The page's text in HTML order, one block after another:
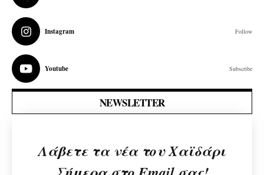
Instagram Follow
Youtube Subscribe
NEWSLETTER
Λάβετε τα νέα του Χαϊδάρι